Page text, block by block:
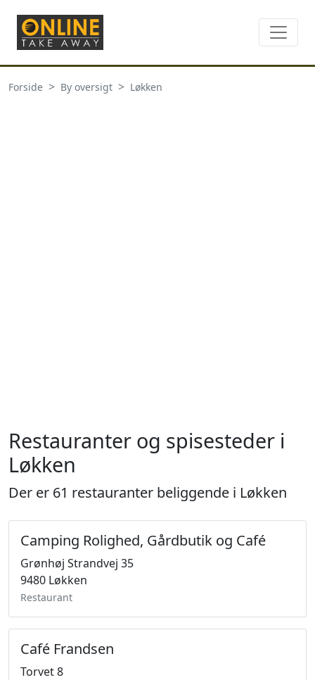
Forside By oversigt Løkken
Restauranter og spisesteder i
Løkken
Der er 61 restauranter beliggende i Løkken
Camping Rolighed, Gårdbutik og Café
Grønhøj Strandvej 35
9480 Løkken
Restaurant
Café Frandsen
Torvet 8